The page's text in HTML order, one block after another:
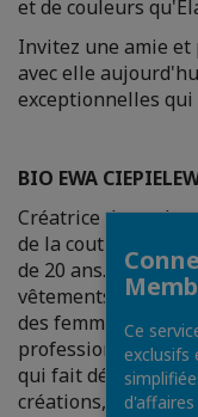
et de couleurs
Invitez une amie
avec elle
exceptionnelles qui
BIO EWA
Créatrice de mode
de la couture
de 20 ans. Elle se
vêtements qui
des femmes
professionnel à
qui fait défaut sur
créations, vous
Ce
exclusifs